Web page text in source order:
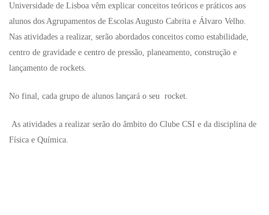
Universidade de Lisboa vêm explicar conceitos teóricos e práticos aos
alunos dos Agrupamentos de Escolas Augusto Cabrita e Álvaro Velho.
Nas atividades a realizar, serão abordados conceitos como estabilidade,
centro de gravidade e centro de pressão, planeamento, construção e
lançamento de rockets.
No final, cada grupo de alunos lançará o seu rocket.
As atividades a realizar serão do âmbito do Clube CSI e da disciplina de
Física e Química.